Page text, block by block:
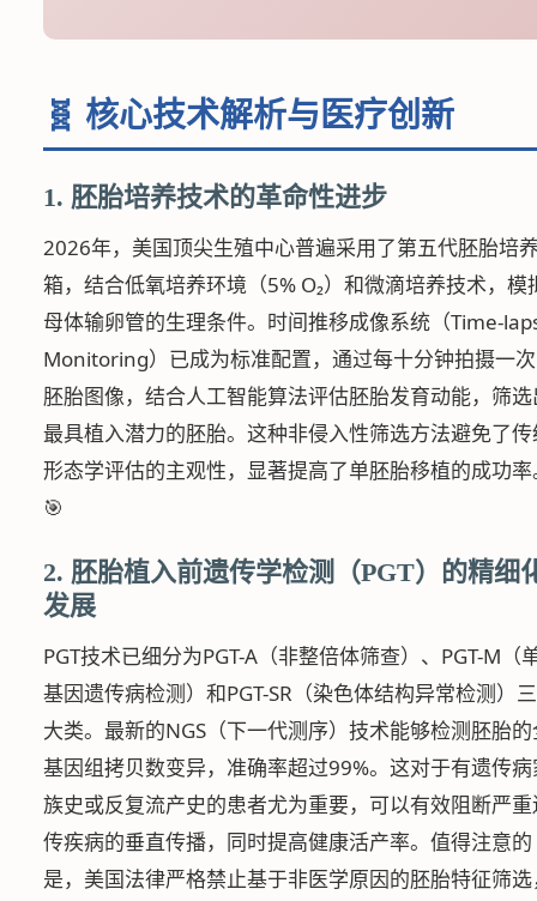
🧬 核心技术解析与医疗创新
1. 胚胎培养技术的革命性进步
2026年，美国顶尖生殖中心普遍采用了第五代胚胎培
箱，结合低氧培养环境（5% O₂）和微滴培养技术，模
母体输卵管的生理条件。时间推移成像系统（Time-
Monitoring）已成为标准配置，通过每十分钟拍摄一次
胚胎图像，结合人工智能算法评估胚胎发育动能，筛
最具植入潜力的胚胎。这种非侵入性筛选方法避免了
形态学评估的主观性，显著提高了单胚胎移植的成功
🎯
2. 胚胎植入前遗传学检测（PGT）的精细
发展
PGT技术已细分为PGT-A（非整倍体筛查）、PGT-M（
基因遗传病检测）和PGT-SR（染色体结构异常检测）三
大类。最新的NGS（下一代测序）技术能够检测胚胎
基因组拷贝数变异，准确率超过99%。这对于有遗传
族史或反复流产史的患者尤为重要，可以有效阻断严
传疾病的垂直传播，同时提高健康活产率。值得注意的
是，美国法律严格禁止基于非医学原因的胚胎特征筛